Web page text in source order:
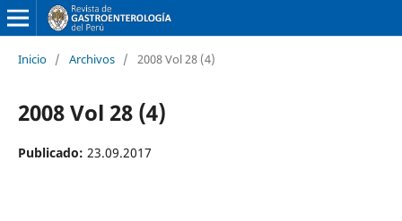
Inicio / Archivos / 2008 Vol 28 (4)
2008 Vol 28 (4)
Publicado: 23.09.2017